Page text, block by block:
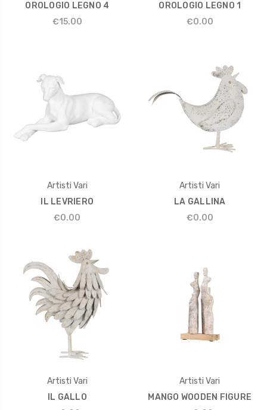
OROLOGIO LEGNO 4
€15.00
OROLOGIO LEGNO 1
€0.00
Artisti Vari
IL LEVRIERO
€0.00
Artisti Vari
LA GALLINA
€0.00
Artisti Vari
IL GALLO
Artisti Vari
MANGO WOODEN FIGURE